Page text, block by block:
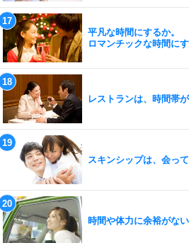
平凡な時間にするか。
ロマンチックな時間にす
レストランは、時間帯
スキンシップは、会っ
時間や体力に余裕がな